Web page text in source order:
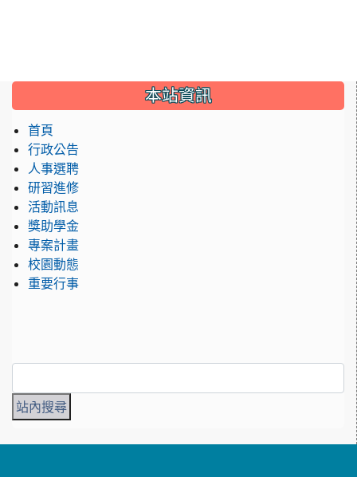
::: 本站資訊
首頁
行政公告
人事選聘
研習進修
活動訊息
獎助學金
專案計畫
校園動態
重要行事